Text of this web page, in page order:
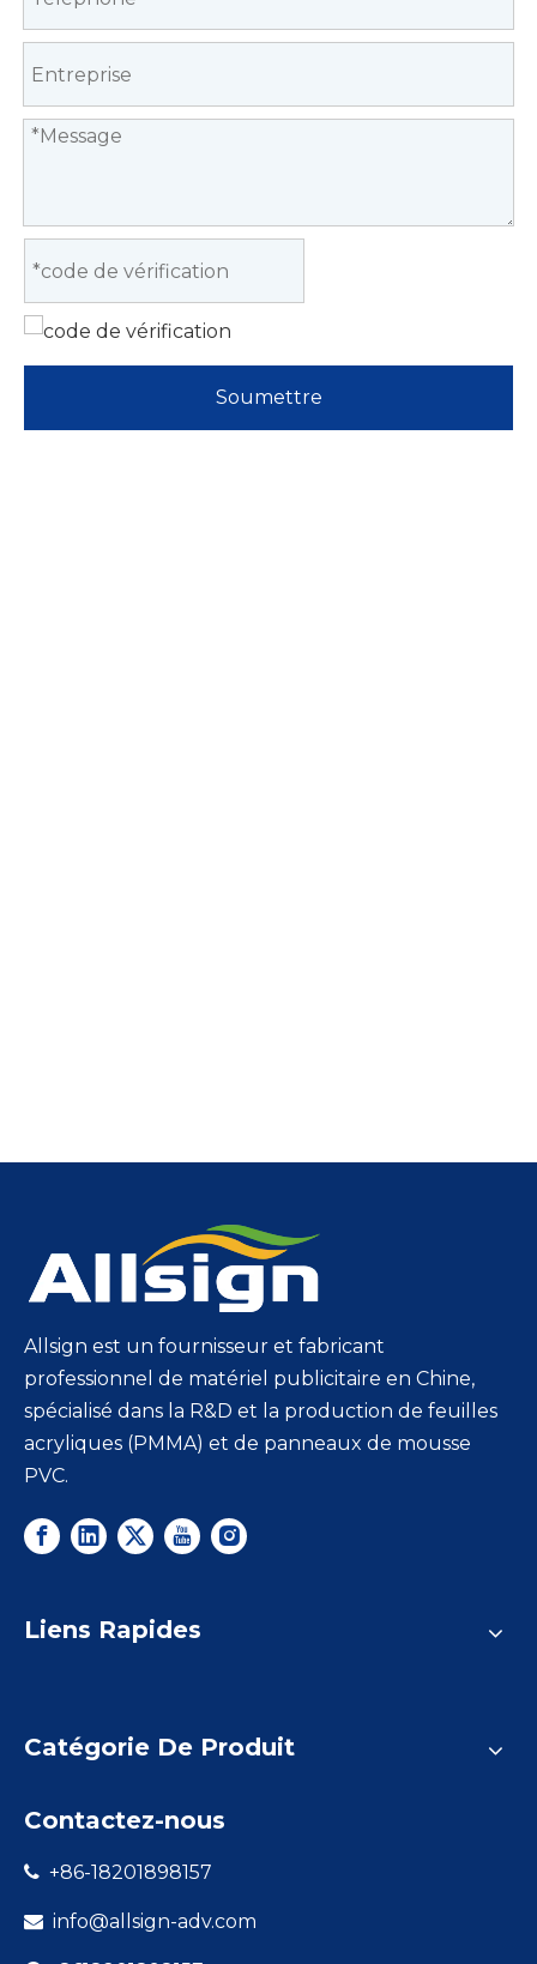
Soumettre
Allsign est un fournisseur et fabricant
professionnel de matériel publicitaire en Chine,
spécialisé dans la R&D et la production de feuilles
acryliques (PMMA) et de panneaux de mousse
PVC.
Liens Rapides
Catégorie De Produit
Contactez-nous
 +86-18201898157
 info@allsign-adv.com